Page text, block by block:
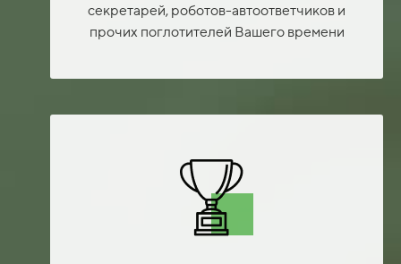
секретарей, роботов-автоответчиков и
прочих поглотителей Вашего времени